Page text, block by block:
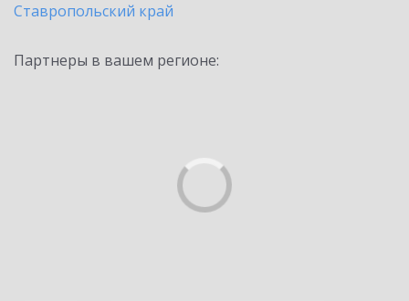
Ставропольский край
Партнеры в вашем регионе: